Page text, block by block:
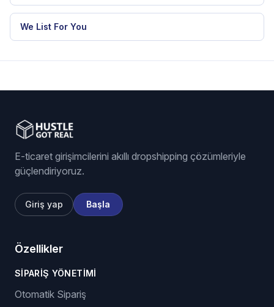
We List For You
E-ticaret girişimcilerini akıllı dropshipping çözümleriyle
güçlendiriyoruz.
Giriş yap Başla
Özellikler
SIPARIŞ YÖNETIMI
Otomatik Sipariş